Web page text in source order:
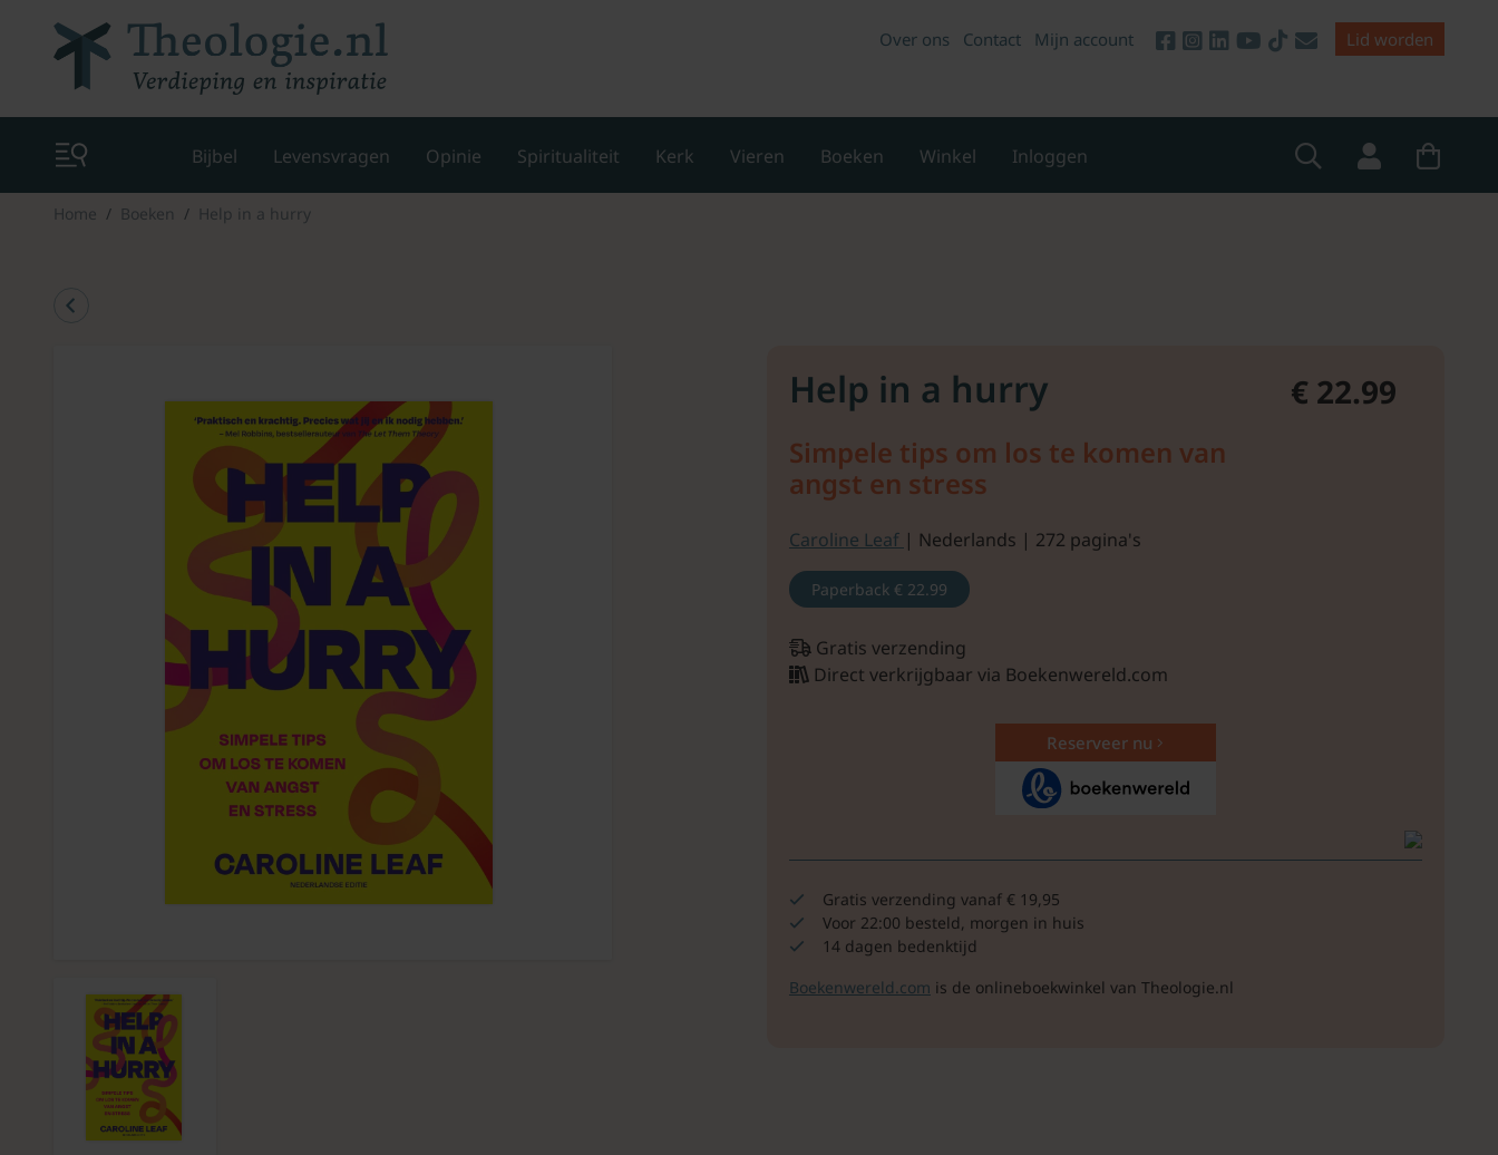
Over ons Contact Mijn account Lid worden
Bijbel Levensvragen Opinie Spiritualiteit Kerk Vieren Boeken Winkel Inloggen
Home Boeken Help in a hurry
Help in a hurry
Simpele tips om los te komen van
angst en stress
€ 22.99
Caroline Leaf | Nederlands | 272 pagina's
Paperback € 22.99
Gratis verzending
Direct verkrijgbaar via Boekenwereld.com
Reserveer nu
Gratis verzending vanaf € 19,95
Voor 22:00 besteld, morgen in huis
14 dagen bedenktijd
Boekenwereld.com is de onlineboekwinkel van Theologie.nl